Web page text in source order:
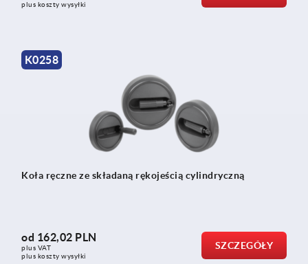
plus koszty wysyłki
K0258
Koła ręczne ze składaną rękojeścią cylindryczną
od 162,02 PLN
plus VAT
plus koszty wysyłki
SZCZEGÓŁY